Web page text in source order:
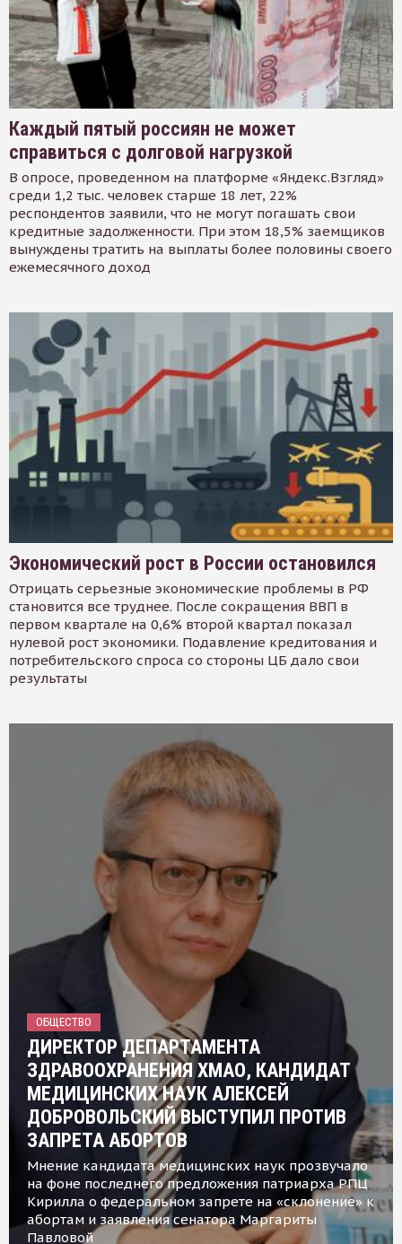
Каждый пятый россиян не может
справиться с долговой нагрузкой
В опросе, проведенном на платформе «Яндекс.Взгляд»
среди 1,2 тыс. человек старше 18 лет, 22%
респондентов заявили, что не могут погашать свои
кредитные задолженности. При этом 18,5% заемщиков
вынуждены тратить на выплаты более половины своего
ежемесячного доход
Экономический рост в России остановился
Отрицать серьезные экономические проблемы в РФ
становится все труднее. После сокращения ВВП в
первом квартале на 0,6% второй квартал показал
нулевой рост экономики. Подавление кредитования и
потребительского спроса со стороны ЦБ дало свои
результаты
ОБЩЕСТВО
ДИРЕКТОР ДЕПАРТАМЕНТА
ЗДРАВООХРАНЕНИЯ ХМАО, КАНДИДАТ
МЕДИЦИНСКИХ НАУК АЛЕКСЕЙ
ДОБРОВОЛЬСКИЙ ВЫСТУПИЛ ПРОТИВ
ЗАПРЕТА АБОРТОВ
Мнение кандидата медицинских наук прозвучало
на фоне последнего предложения патриарха РПЦ
Кирилла о федеральном запрете на «склонение» к
абортам и заявления сенатора Маргариты
Павловой